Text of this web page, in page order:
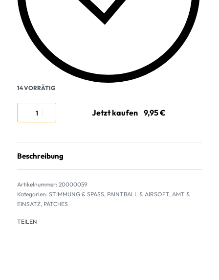
14 VORRÄTIG
Jetzt kaufen
Beschreibung
20000059
Kategorien: STIMMUNG & SPASS, PAINTBALL & AIRSOFT, AMT &
EINSATZ, PATCHES
TEILEN